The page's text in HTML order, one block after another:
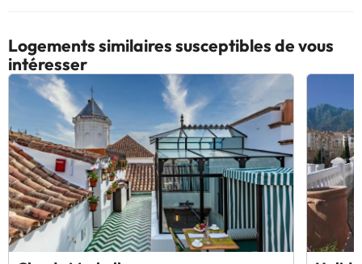
Logements similaires susceptibles de vous
intéresser